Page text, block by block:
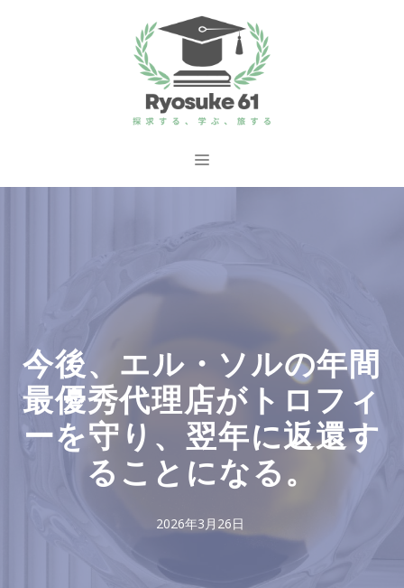
ス
メ
今後、エル・ソルの年間
最優秀代理店がトロフィ
ーを守り、翌年に返還す
ることになる。
2026年3月26日